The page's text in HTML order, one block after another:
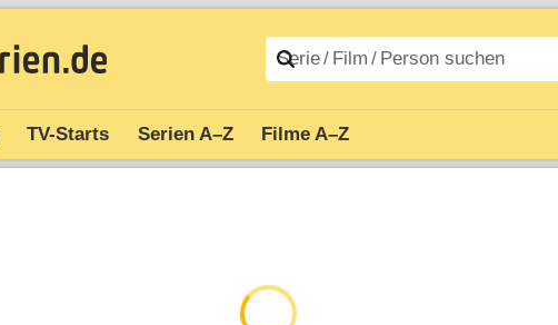
TV-Starts Serien A–Z Filme A–Z